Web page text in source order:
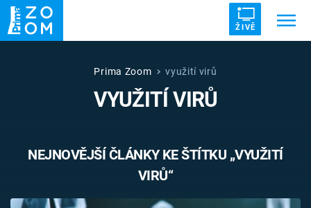
ŽIVĚ
UFO DRUHÁ SVĚTOVÁ VÁLKA
VETŘELCI DÁVNOVĚKU
Prima Zoom využití virů
VYUŽITÍ VIRŮ
NEJNOVĚJŠÍ ČLÁNKY KE ŠTÍTKU „VYUŽITÍ
VIRŮ“